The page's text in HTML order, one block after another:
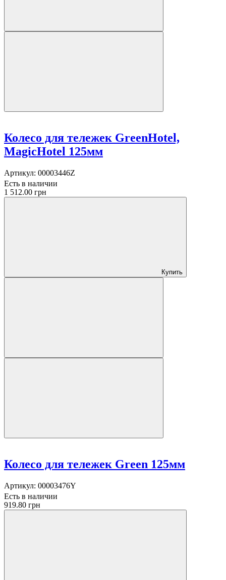
Колесо для тележек GreenHotel,
MagicHotel 125мм
Артикул: 00003446Z
Есть в наличии
1 512.00 грн
Купить
Колесо для тележек Green 125мм
Артикул: 00003476Y
Есть в наличии
919.80 грн